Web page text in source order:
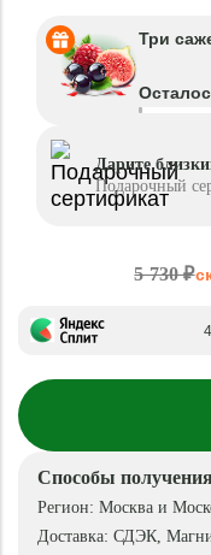
Три
Дарите
Подарочный
5 730 ₽
Способы
Регион: Москва и
Доставка: СДЭК,